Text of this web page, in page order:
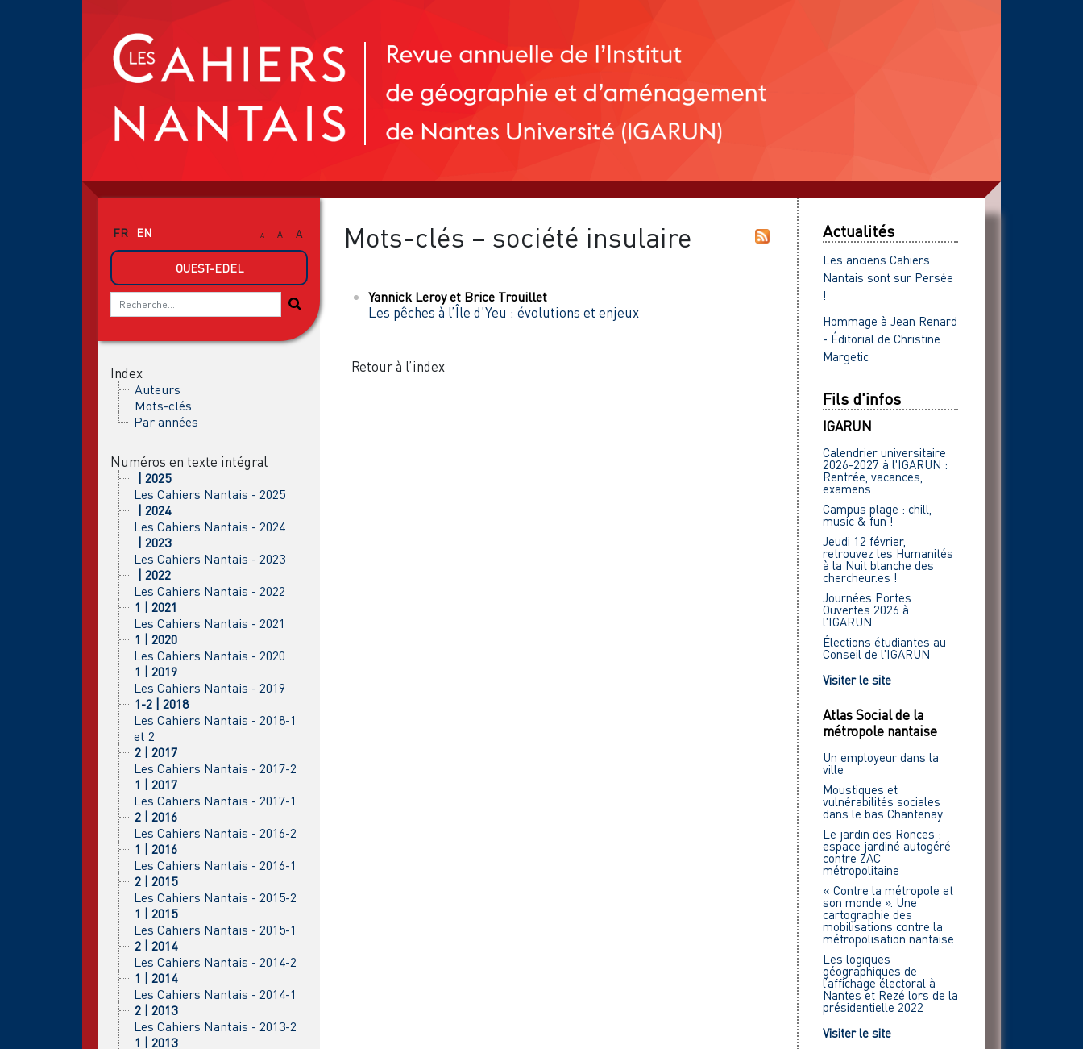
FR EN A A A
OUEST-EDEL
Index
Auteurs
Mots-clés
Par années
Numéros en texte intégral
| 2025
Les Cahiers Nantais - 2025
| 2024
Les Cahiers Nantais - 2024
| 2023
Les Cahiers Nantais - 2023
| 2022
Les Cahiers Nantais - 2022
1 | 2021
Les Cahiers Nantais - 2021
1 | 2020
Les Cahiers Nantais - 2020
1 | 2019
Les Cahiers Nantais - 2019
1-2 | 2018
Les Cahiers Nantais - 2018-1
et 2
2 | 2017
Les Cahiers Nantais - 2017-2
1 | 2017
Les Cahiers Nantais - 2017-1
2 | 2016
Les Cahiers Nantais - 2016-2
1 | 2016
Les Cahiers Nantais - 2016-1
2 | 2015
Les Cahiers Nantais - 2015-2
1 | 2015
Les Cahiers Nantais - 2015-1
2 | 2014
Les Cahiers Nantais - 2014-2
1 | 2014
Les Cahiers Nantais - 2014-1
2 | 2013
Les Cahiers Nantais - 2013-2
1 | 2013
Mots-clés – société insulaire
Yannick Leroyet Brice Trouillet
Les pêches à l’Île d’Yeu : évolutions et enjeux
Retour à l’index
Actualités
Les anciens Cahiers
Nantais sont sur Persée
!
Hommage à Jean Renard
- Éditorial de Christine
Margetic
Fils d'infos
IGARUN
Calendrier universitaire
2026-2027 à l'IGARUN :
Rentrée, vacances,
examens
Campus plage : chill,
music & fun !
Jeudi 12 février,
retrouvez les Humanités
à la Nuit blanche des
chercheur.es !
Journées Portes
Ouvertes 2026 à
l'IGARUN
Élections étudiantes au
Conseil de l'IGARUN
Visiter le site
Atlas Social de la
métropole nantaise
Un employeur dans la
ville
Moustiques et
vulnérabilités sociales
dans le bas Chantenay
Le jardin des Ronces :
espace jardiné autogéré
contre ZAC
métropolitaine
« Contre la métropole et
son monde ». Une
cartographie des
mobilisations contre la
métropolisation nantaise
Les logiques
géographiques de
l’affichage électoral à
Nantes et Rezé lors de la
présidentielle 2022
Visiter le site